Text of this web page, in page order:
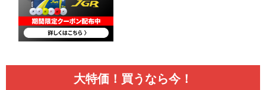
大特価！買うなら今！